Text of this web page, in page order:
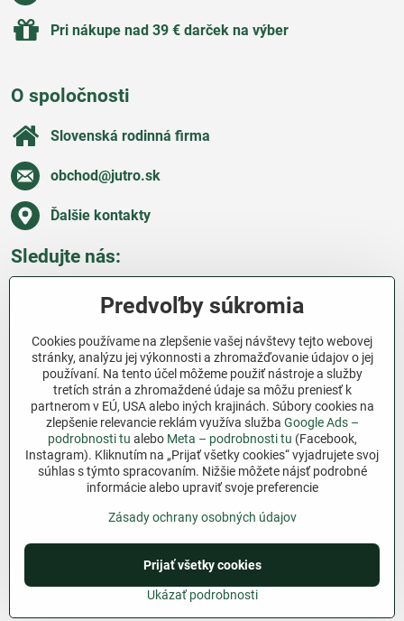
Pri nákupe nad 39 € darček na výber
O spoločnosti
Slovenská rodinná firma
obchod​@jutro​.sk
Ďalšie kontakty
Sledujte nás:
Všetko o nákupe
Ďakujeme za podporu
Sme slovenský e-shop bez dotácií​. Fungujeme len
vďaka vám – ľuďom, ktorí veria v poctivú prácu a
lásku k pôde​. Každý nákup na Jutro​.sk nám pomáha
pokračovať v tom, čo má zmysel – pomáhať
záhradkárom zadarmo a srdcom​.
©2026Copyright
Predvoľby súkromiaZásady ochrany osobných údajov
Podmienky používania
Vytvorené pomocou:BiznisWeb.sk
Predvoľby súkromia
Cookies používame na zlepšenie vašej návštevy tejto webovej
stránky, analýzu jej výkonnosti a zhromažďovanie údajov o jej
používaní. Na tento účel môžeme použiť nástroje a služby
tretích strán a zhromaždené údaje sa môžu preniesť k
partnerom v EÚ, USA alebo iných krajinách. Súbory cookies na
zlepšenie relevancie reklám využíva služba Google Ads –
podrobnosti tu alebo Meta – podrobnosti tu (Facebook,
Instagram). Kliknutím na „Prijať všetky cookies“ vyjadrujete svoj
súhlas s týmto spracovaním. Nižšie môžete nájsť podrobné
informácie alebo upraviť svoje preferencie
Zásady ochrany osobných údajov
Ukázať podrobnosti
Prijať všetky cookies